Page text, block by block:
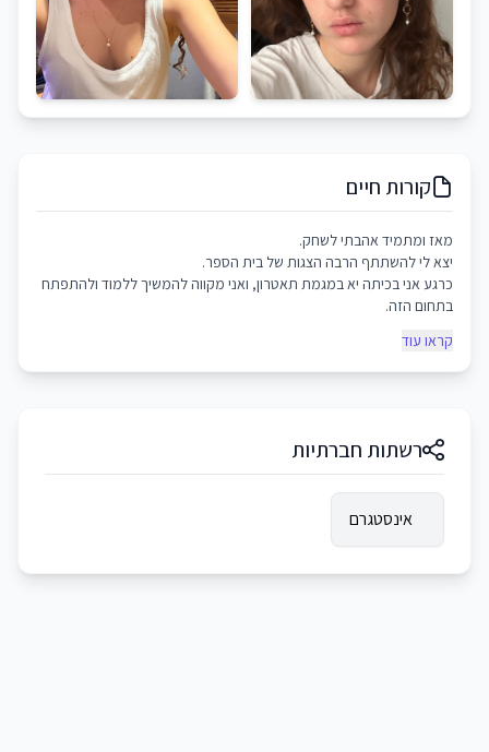
קורות חיים
מאז ומתמיד אהבתי לשחק.
יצא לי להשתתף הרבה הצגות של בית הספר.
כרגע אני בכיתה יא במגמת תאטרון, ואני מקווה להמשיך ללמוד ולהתפתח
בתחום הזה.
קראו עוד
רשתות חברתיות
אינסטגרם